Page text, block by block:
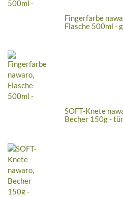
Fingerfarbe
Flasche 500ml -
SOFT-Knete
Becher 150g -